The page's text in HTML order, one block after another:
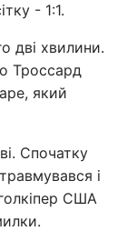
- 1:1.
дві хвилини.
Троссард
який
Спочатку
і
США